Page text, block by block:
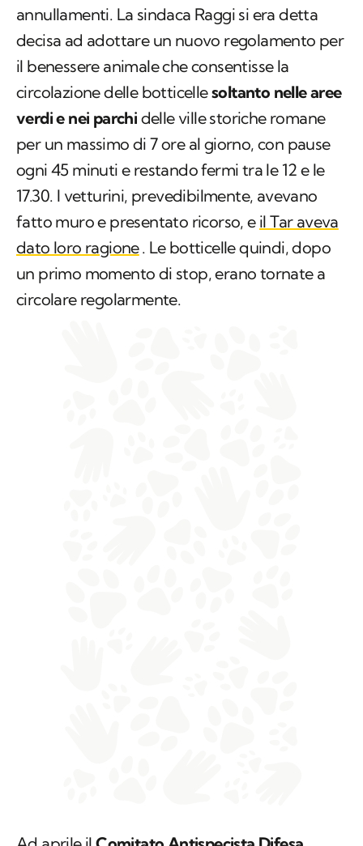
annullamenti. La sindaca Raggi si era detta
decisa ad adottare un nuovo regolamento per
il benessere animale che consentisse la
circolazione delle botticellesoltanto nelle aree
verdi e nei parchi delle ville storiche romane
per un massimo di 7 ore al giorno, con pause
ogni 45 minuti e restando fermi tra le 12 e le
17.30. I vetturini, prevedibilmente, avevano
fatto muro e presentato ricorso, e il Tar aveva
dato loro ragione. Le botticelle quindi, dopo
un primo momento di stop, erano tornate a
circolare regolarmente.